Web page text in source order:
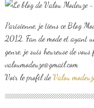
Parisienne, je tiens ce Blog
2012. Fan de mode et ayant
genre, je suis heureuse de
valoumodeuze@gmail.com
Voir le profil deValou